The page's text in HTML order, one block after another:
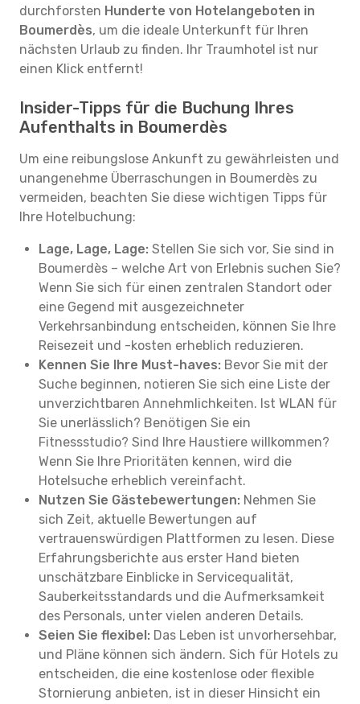
durchforsten Hunderte von Hotelangeboten in
Boumerdès, um die ideale Unterkunft für Ihren
nächsten Urlaub zu finden. Ihr Traumhotel ist nur
einen Klick entfernt!
Insider-Tipps für die Buchung Ihres
Aufenthalts in Boumerdès
Um eine reibungslose Ankunft zu gewährleisten und
unangenehme Überraschungen in Boumerdès zu
vermeiden, beachten Sie diese wichtigen Tipps für
Ihre Hotelbuchung:
Lage, Lage, Lage: Stellen Sie sich vor, Sie sind in
Boumerdès – welche Art von Erlebnis suchen Sie?
Wenn Sie sich für einen zentralen Standort oder
eine Gegend mit ausgezeichneter
Verkehrsanbindung entscheiden, können Sie Ihre
Reisezeit und -kosten erheblich reduzieren.
Kennen Sie Ihre Must-haves: Bevor Sie mit der
Suche beginnen, notieren Sie sich eine Liste der
unverzichtbaren Annehmlichkeiten. Ist WLAN für
Sie unerlässlich? Benötigen Sie ein
Fitnessstudio? Sind Ihre Haustiere willkommen?
Wenn Sie Ihre Prioritäten kennen, wird die
Hotelsuche erheblich vereinfacht.
Nutzen Sie Gästebewertungen: Nehmen Sie
sich Zeit, aktuelle Bewertungen auf
vertrauenswürdigen Plattformen zu lesen. Diese
Erfahrungsberichte aus erster Hand bieten
unschätzbare Einblicke in Servicequalität,
Sauberkeitsstandards und die Aufmerksamkeit
des Personals, unter vielen anderen Details.
Seien Sie flexibel: Das Leben ist unvorhersehbar,
und Pläne können sich ändern. Sich für Hotels zu
entscheiden, die eine kostenlose oder flexible
Stornierung anbieten, ist in dieser Hinsicht ein